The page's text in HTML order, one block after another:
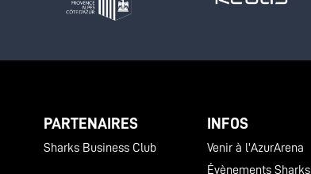
PARTENAIRES
Sharks Business Club
INFOS
Venir à l'AzurArena
Évènements Sharks